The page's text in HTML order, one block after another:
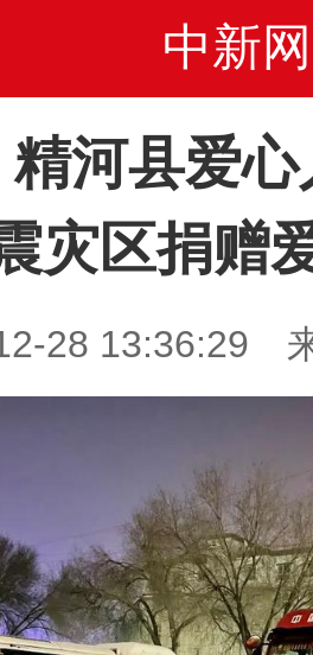
中新网
精河县爱
灾区捐赠
28 13:36:29